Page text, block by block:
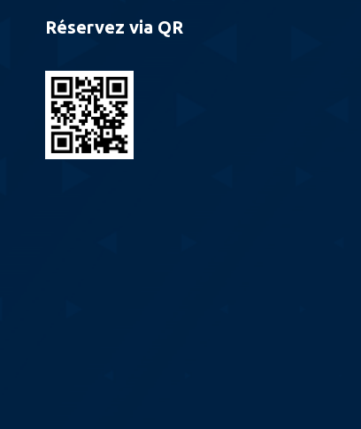
Réservez via QR